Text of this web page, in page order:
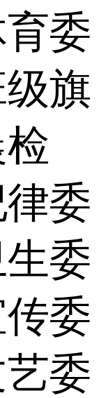
委
旗
委
委
委
委